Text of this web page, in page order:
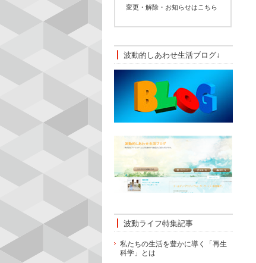
変更・解除・お知らせはこちら
波動的しあわせ生活ブログ↓
波動ライフ特集記事
私たちの生活を豊かに導く「再生
科学」とは